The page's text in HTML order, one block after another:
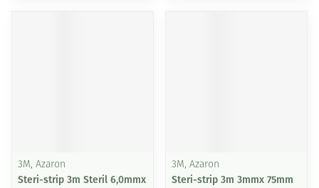
3M, Azaron
Steri-strip 3m Steril 6,0mmx
3M, Azaron
Steri-strip 3m 3mmx 75mm